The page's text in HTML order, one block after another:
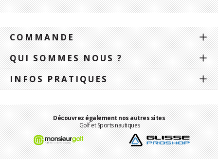
COMMANDE
QUI SOMMES NOUS ?
INFOS PRATIQUES
Découvrez également nos autres sites
Golf et Sports nautiques